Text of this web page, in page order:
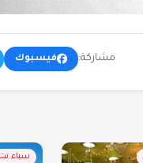
مشاركة: فيسبوك
سباء